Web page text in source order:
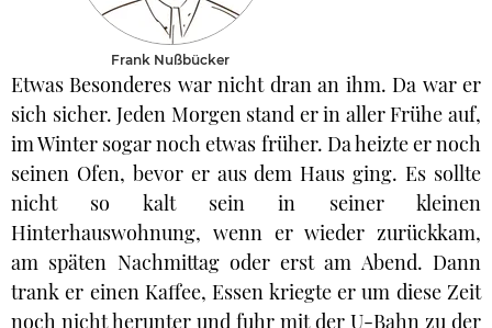
Frank Nußbücker
Etwas Besonderes war nicht dran an ihm. Da war er
sich sicher. Jeden Morgen stand er in aller Frühe auf,
im Winter sogar noch etwas früher. Da heizte er noch
seinen Ofen, bevor er aus dem Haus ging. Es sollte
nicht so kalt sein in seiner kleinen
Hinterhauswohnung, wenn er wieder zurückkam,
am späten Nachmittag oder erst am Abend. Dann
trank er einen Kaffee, Essen kriegte er um diese Zeit
noch nicht herunter und fuhr mit der U-Bahn zu der